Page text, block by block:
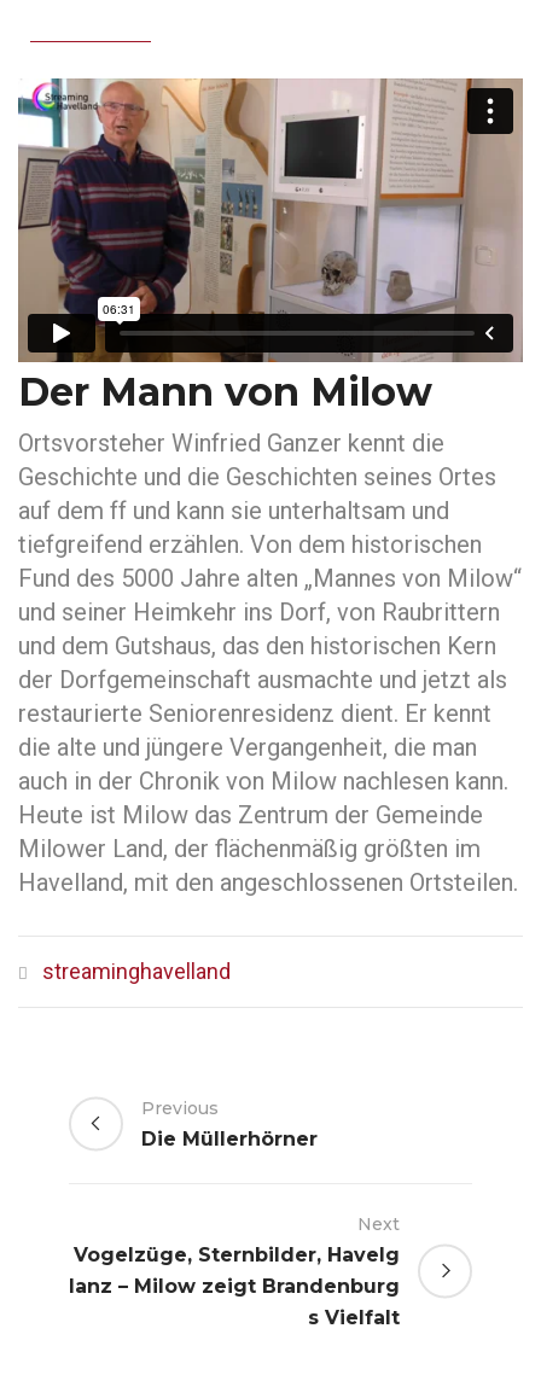
Der Mann von Milow
Ortsvorsteher Winfried Ganzer kennt die
Geschichte und die Geschichten seines Ortes
auf dem ff und kann sie unterhaltsam und
tiefgreifend erzählen. Von dem historischen
Fund des 5000 Jahre alten „Mannes von Milow“
und seiner Heimkehr ins Dorf, von Raubrittern
und dem Gutshaus, das den historischen Kern
der Dorfgemeinschaft ausmachte und jetzt als
restaurierte Seniorenresidenz dient. Er kennt
die alte und jüngere Vergangenheit, die man
auch in der Chronik von Milow nachlesen kann.
Heute ist Milow das Zentrum der Gemeinde
Milower Land, der flächenmäßig größten im
Havelland, mit den angeschlossenen Ortsteilen.
streaminghavelland
Previous
Die Müllerhörner
Next
Vogelzüge, Sternbilder, Havelg
lanz – Milow zeigt Brandenburg
s Vielfalt